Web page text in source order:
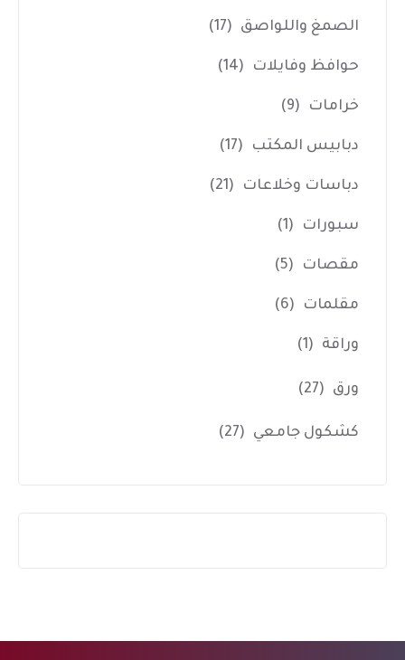
الصمغ واللواصق (17)
حوافظ وفايلات (14)
خرامات (9)
دبابيس المكتب (17)
دباسات وخلاعات (21)
سبورات (1)
مقصات (5)
مقلمات (6)
وراقة (1)
ورق (27)
كشكول جامعي (27)